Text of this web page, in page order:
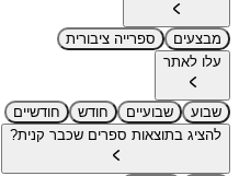
מבצעים
ספרייה ציבורית
עלו לאתר
שבוע שבועיים חודש
חודשיים
להציג בתוצאות ספרים שכבר קנית?